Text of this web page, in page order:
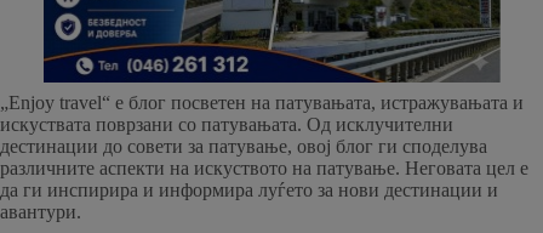
„Enjoy travel“ е блог посветен на патувањата, истражувањата и
искуствата поврзани со патувањата. Од исклучителни
дестинации до совети за патување, овој блог ги споделува
различните аспекти на искуството на патување. Неговата цел е
да ги инспирира и информира луѓето за нови дестинации и
авантури.